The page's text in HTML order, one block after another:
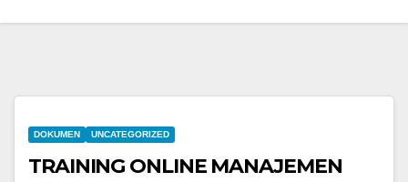
DOKUMEN UNCATEGORIZED
TRAINING ONLINE MANAJEMEN